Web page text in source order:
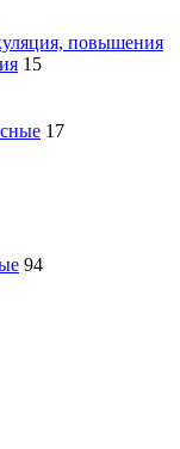
повышения
15
17
94